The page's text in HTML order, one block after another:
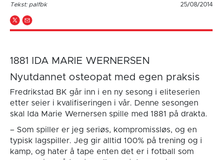
Tekst: palfbk 25/08/2014
1881 IDA MARIE WERNERSEN
Nyutdannet osteopat med egen praksis
Fredrikstad BK går inn i en ny sesong i eliteserien
etter seier i kvalifiseringen i vår. Denne sesongen
skal Ida Marie Wernersen spille med 1881 på drakta.
– Som spiller er jeg seriøs, kompromissløs, og en
typisk lagspiller. Jeg gir alltid 100% på trening og i
kamp, og hater å tape enten det er i fotball som